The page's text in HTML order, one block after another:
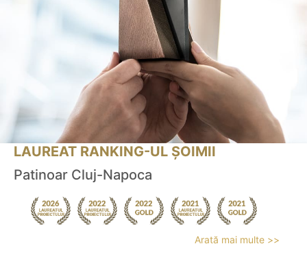
LAUREAT RANKING-UL ȘOIMII
Patinoar Cluj-Napoca
Arată mai multe >>